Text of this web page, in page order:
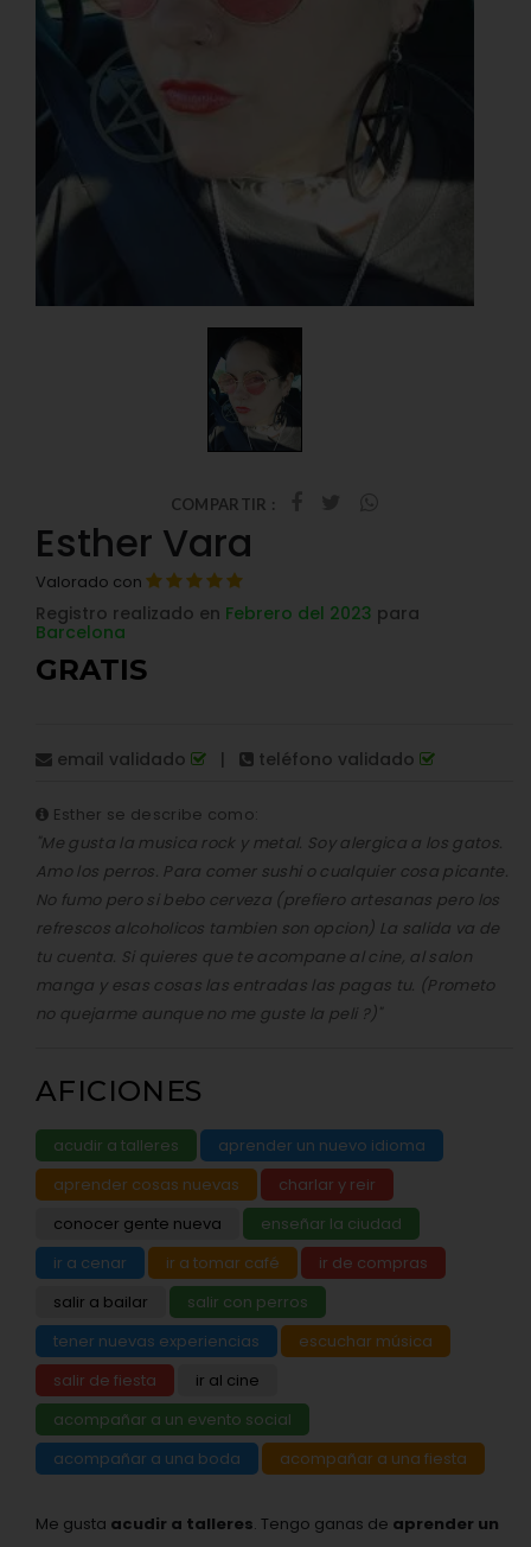
COMPARTIR :
Esther Vara
Valorado con
Registro realizado en Febrero del 2023 para
Barcelona
GRATIS
email validado | teléfono validado
Esther se describe como:
"Me gusta la musica rock y metal. Soy alergica a los gatos.
Amo los perros. Para comer sushi o cualquier cosa picante.
No fumo pero si bebo cerveza (prefiero artesanas pero los
refrescos alcoholicos tambien son opcion) La salida va de
tu cuenta. Si quieres que te acompane al cine, al salon
manga y esas cosas las entradas las pagas tu. (Prometo
no quejarme aunque no me guste la peli ?)"
AFICIONES
acudir a talleres
aprender un nuevo idioma
aprender cosas nuevas
charlar y reir
conocer gente nueva
enseñar la ciudad
ir a cenar
ir a tomar café
ir de compras
salir a bailar
salir con perros
tener nuevas experiencias
escuchar música
salir de fiesta
ir al cine
acompañar a un evento social
acompañar a una boda
acompañar a una fiesta
Me gusta acudir a talleres. Tengo ganas de aprender un